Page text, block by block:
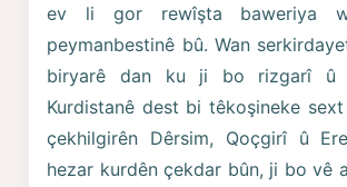
ev li gor rewîşta baweriya
peymanbestinê bû. Wan
biryarê dan ku ji bo rizgarî û
Kurdistanê dest bi têkoşineke
çekhilgirên Dêrsim, Qoçgirî û
hezar kurdên çekdar bûn, ji bo vê